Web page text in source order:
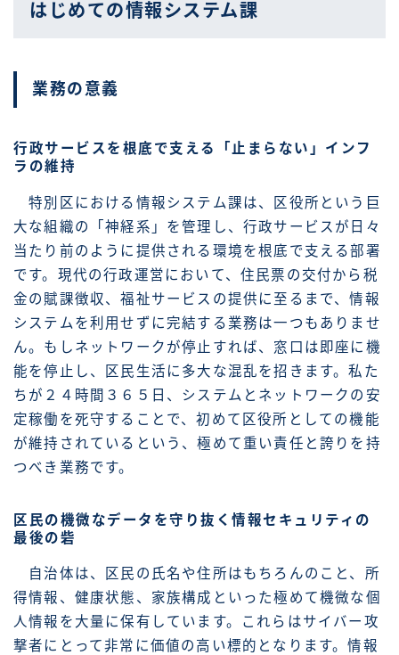
はじめての情報システム課
業務の意義
行政サービスを根底で支える「止まらない」インフ
ラの維持
特別区における情報システム課は、区役所という巨
大な組織の「神経系」を管理し、行政サービスが日々
当たり前のように提供される環境を根底で支える部署
です。現代の行政運営において、住民票の交付から税
金の賦課徴収、福祉サービスの提供に至るまで、情報
システムを利用せずに完結する業務は一つもありませ
ん。もしネットワークが停止すれば、窓口は即座に機
能を停止し、区民生活に多大な混乱を招きます。私た
ちが２４時間３６５日、システムとネットワークの安
定稼働を死守することで、初めて区役所としての機能
が維持されているという、極めて重い責任と誇りを持
つべき業務です。
区民の機微なデータを守り抜く情報セキュリティの
最後の砦
自治体は、区民の氏名や住所はもちろんのこと、所
得情報、健康状態、家族構成といった極めて機微な個
人情報を大量に保有しています。これらはサイバー攻
撃者にとって非常に価値の高い標的となります。情報